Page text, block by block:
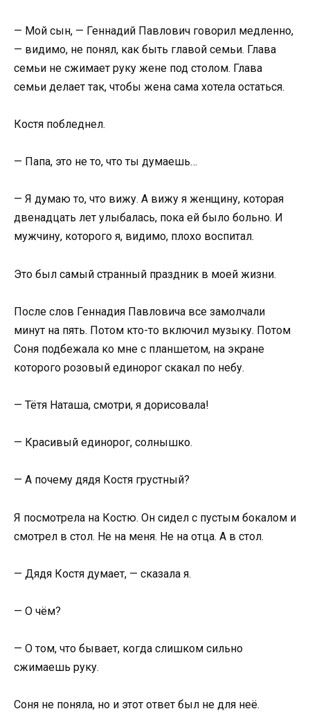
— Мой сын, — Геннадий Павлович говорил медленно,
— видимо, не понял, как быть главой семьи. Глава
семьи не сжимает руку жене под столом. Глава
семьи делает так, чтобы жена сама хотела остаться.
Костя побледнел.
— Папа, это не то, что ты думаешь…
— Я думаю то, что вижу. А вижу я женщину, которая
двенадцать лет улыбалась, пока ей было больно. И
мужчину, которого я, видимо, плохо воспитал.
Это был самый странный праздник в моей жизни.
После слов Геннадия Павловича все замолчали
минут на пять. Потом кто-то включил музыку. Потом
Соня подбежала ко мне с планшетом, на экране
которого розовый единорог скакал по небу.
— Тётя Наташа, смотри, я дорисовала!
— Красивый единорог, солнышко.
— А почему дядя Костя грустный?
Я посмотрела на Костю. Он сидел с пустым бокалом и
смотрел в стол. Не на меня. Не на отца. А в стол.
— Дядя Костя думает, — сказала я.
— О чём?
— О том, что бывает, когда слишком сильно
сжимаешь руку.
Соня не поняла, но и этот ответ был не для неё.